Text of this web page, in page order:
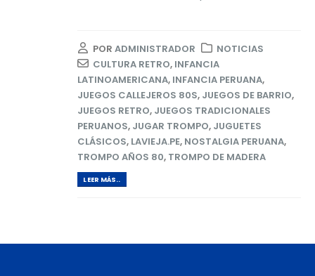
POR ADMINISTRADOR
NOTICIAS
CULTURA RETRO, INFANCIA
LATINOAMERICANA, INFANCIA PERUANA,
JUEGOS CALLEJEROS 80S, JUEGOS DE BARRIO,
JUEGOS RETRO, JUEGOS TRADICIONALES
PERUANOS, JUGAR TROMPO, JUGUETES
CLÁSICOS, LAVIEJA.PE, NOSTALGIA PERUANA,
TROMPO AÑOS 80, TROMPO DE MADERA
LEER MÁS..